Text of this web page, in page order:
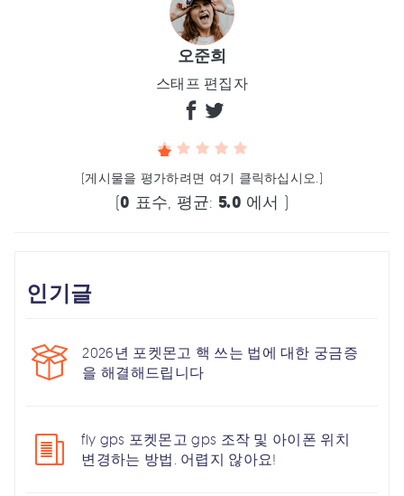
오준희
스태프 편집자
(게시물을 평가하려면 여기 클릭하십시오.)
(0 표수, 평균: 5.0 에서 )
인기글
2026년 포켓몬고 핵 쓰는 법에 대한 궁금증
을 해결해드립니다
fly gps 포켓몬고 gps 조작 및 아이폰 위치
변경하는 방법. 어렵지 않아요!